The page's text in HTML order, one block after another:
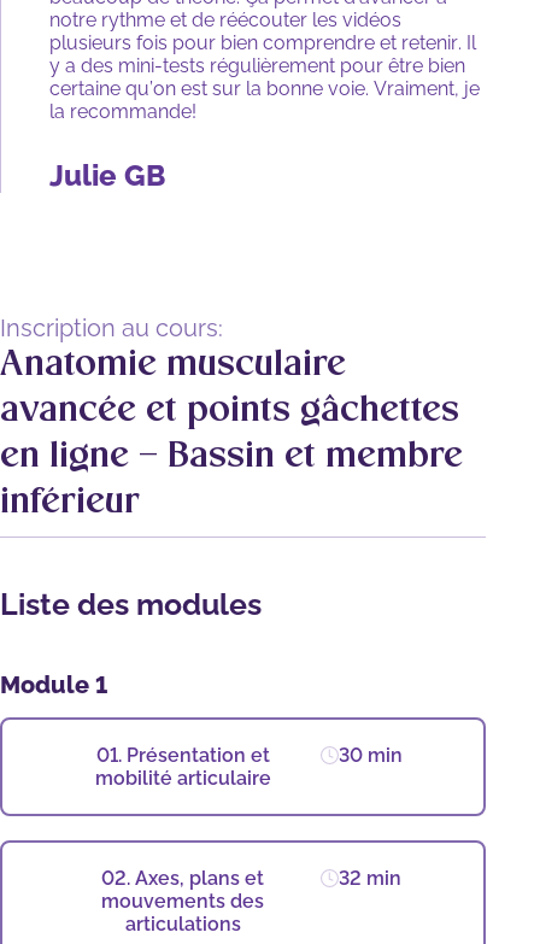
notre rythme et de réécouter les vidéos
plusieurs fois pour bien comprendre et retenir. Il
y a des mini-tests régulièrement pour être bien
certaine qu’on est sur la bonne voie. Vraiment, je
la recommande!
Julie GB
Inscription au cours:
Anatomie musculaire
avancée et points gâchettes
en ligne – Bassin et membre
inférieur
Liste des modules
Module 1
01. Présentation et
mobilité articulaire
30 min
02. Axes, plans et
mouvements des
articulations
32 min